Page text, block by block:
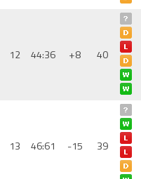
12 44:36 +8 40
13 46:61 -15 39